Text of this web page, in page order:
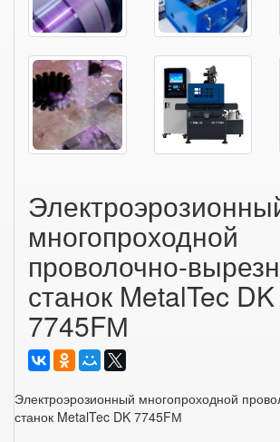
многопроходной
проволочно-
станок MetalTec DK
7745FМ
Электроэрозионный многопроходной
станок MetalTec DK 7745FМ